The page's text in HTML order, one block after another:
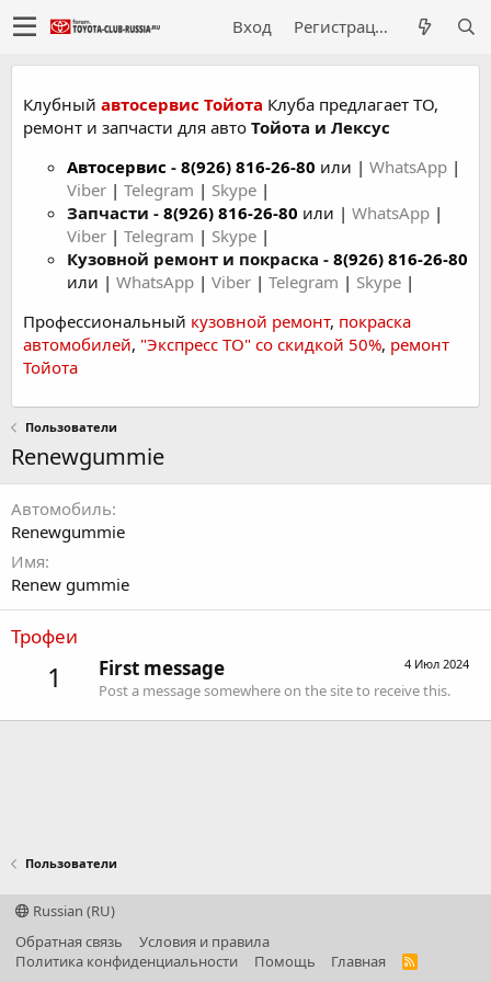
Вход Регистрация
Клубный автосервис Тойота Клуба предлагает ТО,
ремонт и запчасти для авто Тойота и Лексус
Автосервис - 8(926) 816-26-80 или | WhatsApp |
Viber | Telegram | Skype |
Запчасти - 8(926) 816-26-80 или | WhatsApp |
Viber | Telegram | Skype |
Кузовной ремонт и покраска - 8(926) 816-26-80
или | WhatsApp | Viber | Telegram | Skype |
Профессиональный кузовной ремонт, покраска
автомобилей, "Экспресс ТО" со скидкой 50%, ремонт
Тойота
Пользователи
Renewgummie
Автомобиль
Renewgummie
Имя
Renew gummie
Трофеи
1 4 Июл 2024
First message
Post a message somewhere on the site to receive this.
Пользователи
Russian (RU)
Обратная связь
Условия и правила
Политика конфиденциальности
Помощь Главная
R